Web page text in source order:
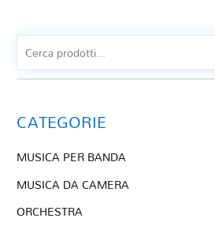
CATEGORIE
MUSICA PER BANDA
MUSICA DA CAMERA
ORCHESTRA